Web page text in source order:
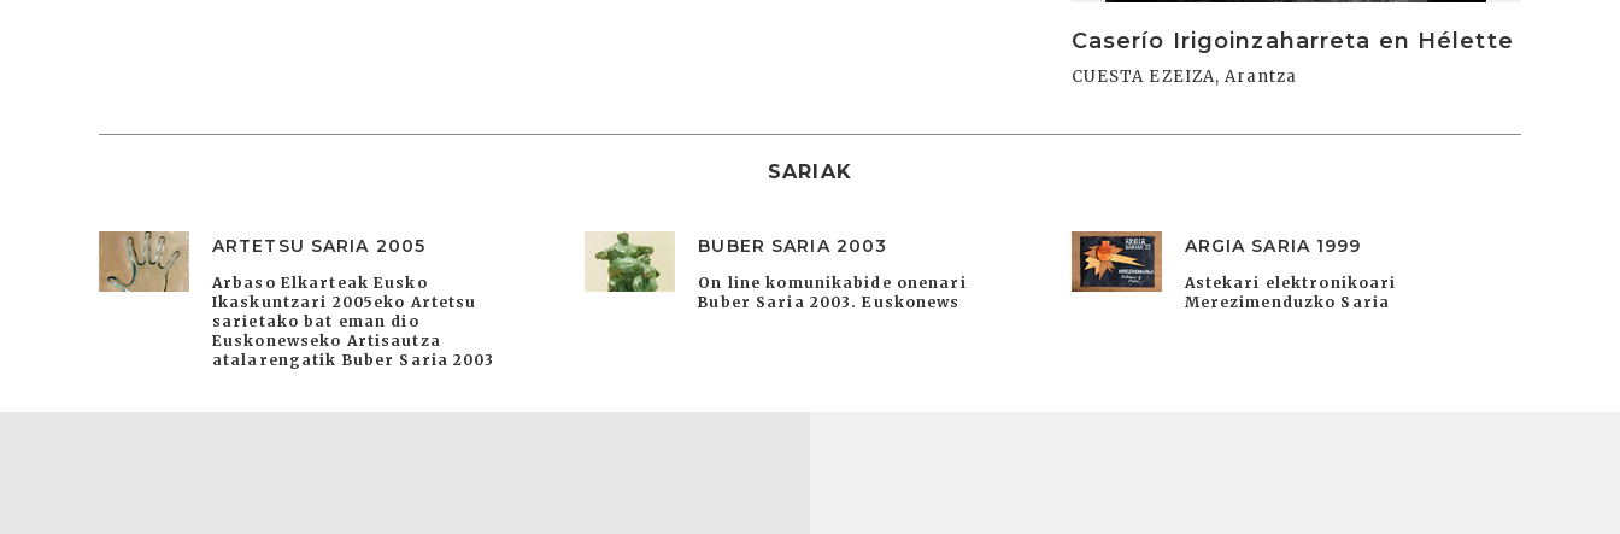
Caserío Irigoinzaharreta en Hélette
CUESTA EZEIZA, Arantza
SARIAK
ARTETSU SARIA 2005
Arbaso Elkarteak Eusko
Ikaskuntzari 2005eko Artetsu
sarietako bat eman dio
Euskonewseko Artisautza
atalarengatik Buber Saria 2003
BUBER SARIA 2003
On line komunikabide onenari
Buber Saria 2003. Euskonews
ARGIA SARIA 1999
Astekari elektronikoari
Merezimenduzko Saria